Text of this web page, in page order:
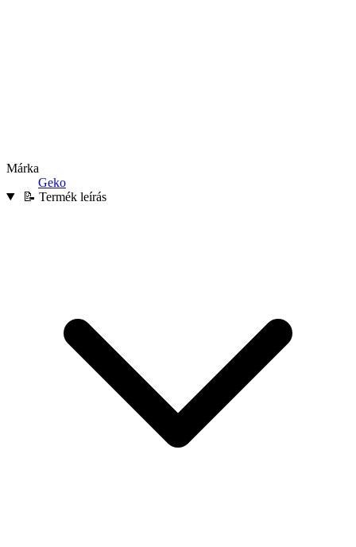
Márka
Geko
📝 Termék leírás